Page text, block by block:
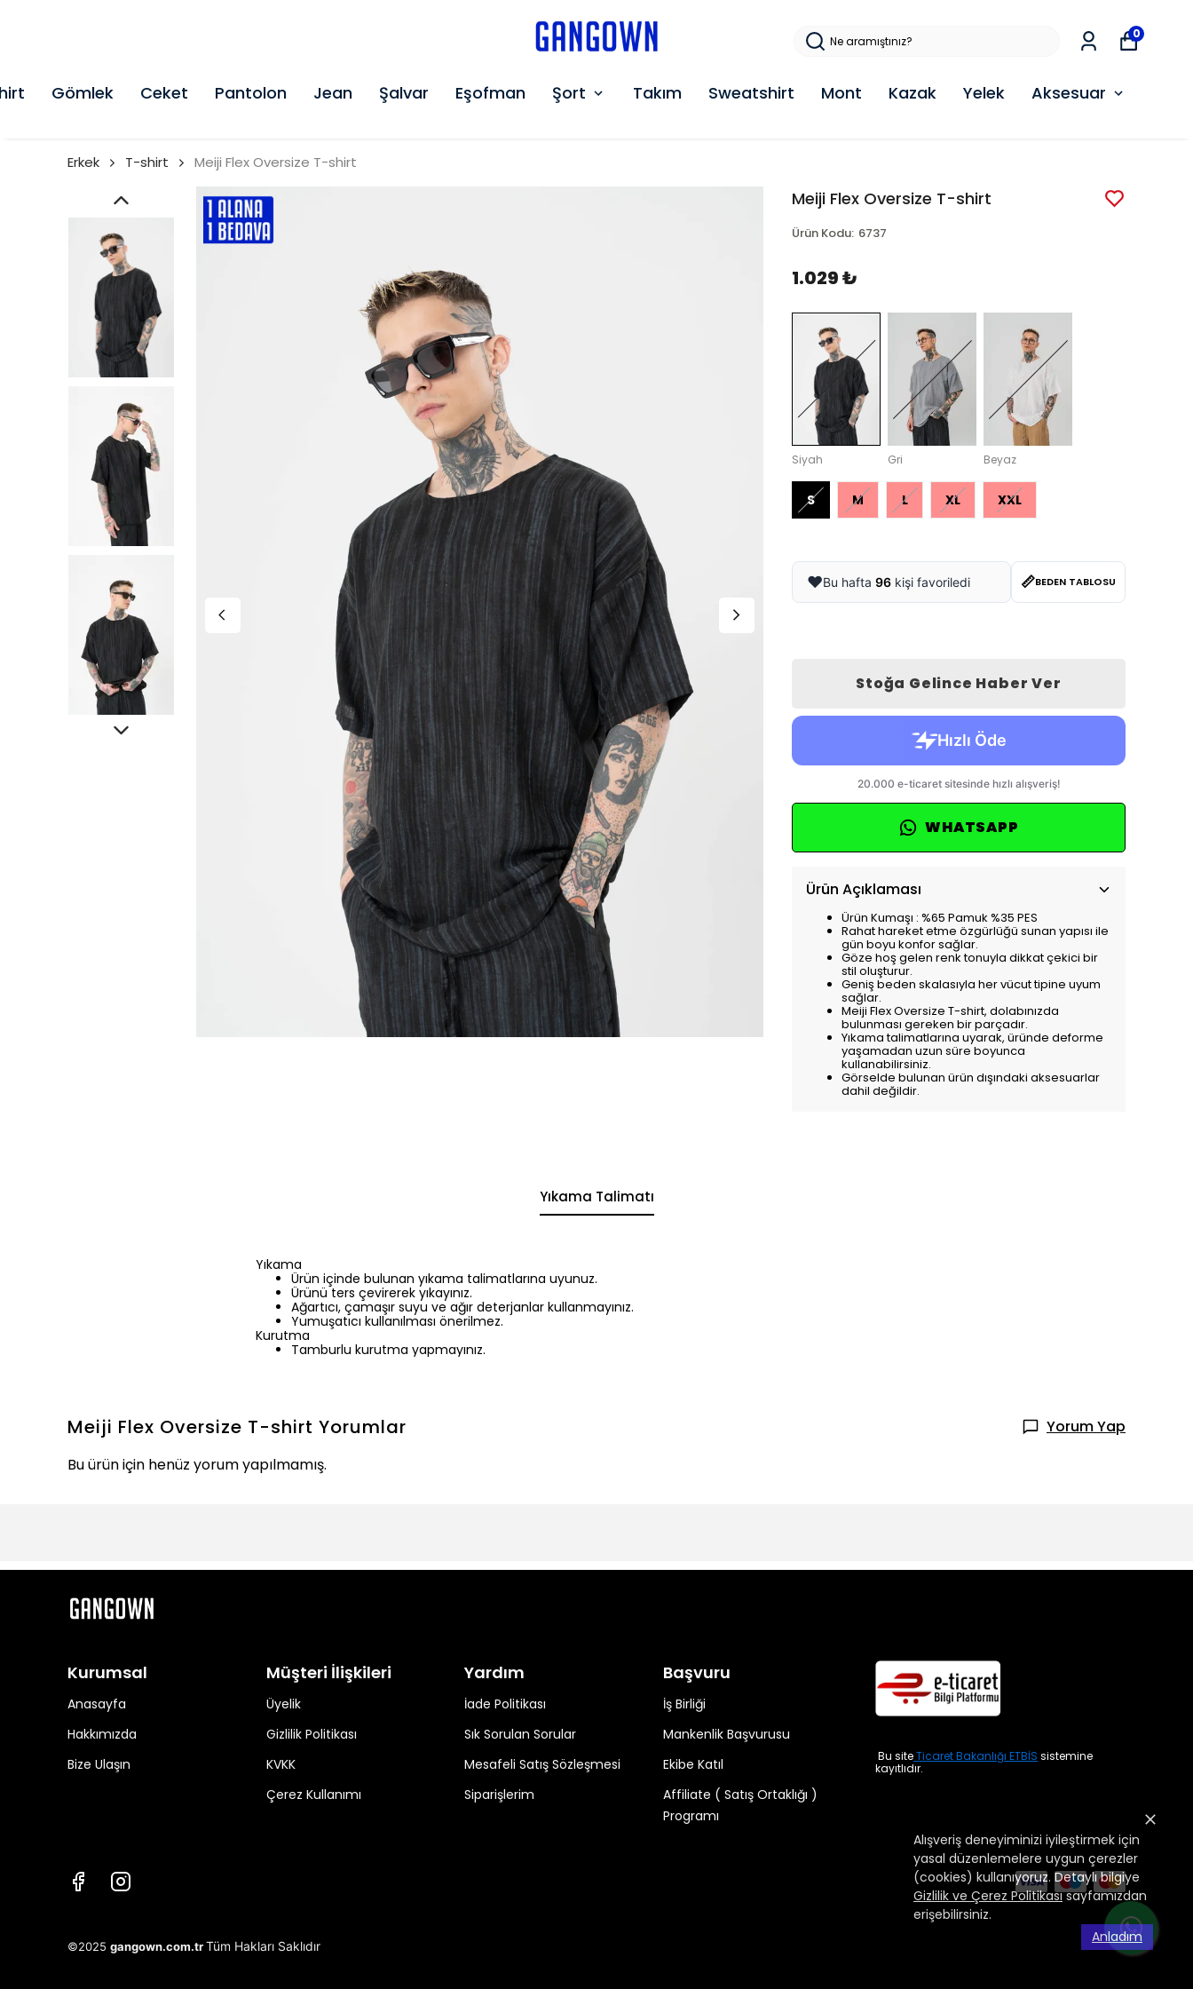
Gömlek Ceket Pantolon Jean Şalvar Eşofman Şort Takım Sweatshirt Mont Kazak Yelek Aksesuar
0
Alışveriş deneyiminizi iyileştirmek için
yasal düzenlemelere uygun çerezler
(cookies) kullanıyoruz. Detaylı bilgiye
Gizlilik ve Çerez Politikasısayfamızdan
erişebilirsiniz.
Anladım
Erkek T-shirt Meiji Flex Oversize T-shirt
Meiji Flex Oversize T-shirt
Ürün Kodu: 6737
1.029 ₺
Siyah Gri Beyaz
S M L XL XXL
❤️Bu hafta 96 kişi favoriledi 📏BEDEN TABLOSU
Stoğa Gelince Haber Ver
WHATSAPP
Ürün Açıklaması
Ürün Kumaşı : %65 Pamuk %35 PES
Rahat hareket etme özgürlüğü sunan yapısı ile
gün boyu konfor sağlar.
Göze hoş gelen renk tonuyla dikkat çekici bir
stil oluşturur.
Geniş beden skalasıyla her vücut tipine uyum
sağlar.
Meiji Flex Oversize T-shirt, dolabınızda
bulunması gereken bir parçadır.
Yıkama talimatlarına uyarak, üründe deforme
yaşamadan uzun süre boyunca
kullanabilirsiniz.
Görselde bulunan ürün dışındaki aksesuarlar
dahil değildir.
Yıkama Talimatı
Yıkama
Ürün içinde bulunan yıkama talimatlarına uyunuz.
Ürünü ters çevirerek yıkayınız.
Ağartıcı, çamaşır suyu ve ağır deterjanlar kullanmayınız.
Yumuşatıcı kullanılması önerilmez.
Kurutma
Tamburlu kurutma yapmayınız.
Meiji Flex Oversize T-shirt Yorumlar
Yorum Yap
Bu ürün için henüz yorum yapılmamış.
Kurumsal
Anasayfa
Hakkımızda
Bize Ulaşın
Müşteri İlişkileri
Üyelik
Gizlilik Politikası
KVKK
Çerez Kullanımı
Yardım
İade Politikası
Sık Sorulan Sorular
Mesafeli Satış Sözleşmesi
Siparişlerim
Başvuru
İş Birliği
Mankenlik Başvurusu
Ekibe Katıl
Affiliate ( Satış Ortaklığı )
Programı
Bu siteTicaret Bakanlığı ETBİS sistemine
kayıtlıdır.
©2025 gangown.com.trTüm Hakları Saklıdır